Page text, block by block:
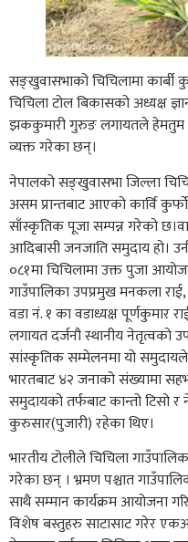
सङ्खुवासभाको चिचिलामा कार्बी
चिचिला टोल बिकासको अध्यक्ष
झककुमारी गुरुङ लगायतले हेमतुम
व्यक्त गरेका छन्।
नेपालको सङ्खुवासभा जिल्ला
असम प्रान्तबाट आएको कार्वि
साँस्कृतिक पूजा सम्पन्न गरेको
आदिबासी जनजाति समुदाय हो।
०८१मा चिचिलामा उक्त पुजा
गाउँपालिका उपप्रमुख मनकला
वडा नं. १ का वडाध्यक्ष पूर्णकुमार
लगायत दर्जनौ स्थानीय नेतृत्वको
सांस्कृतिक सम्मेलनमा यो
भारतबाट ४२ जनाको संख्यामा
समुदायको तर्फबाट कान्तो टिसो र
कुरुसार(पुजारी) रहेका थिए।
भारतीय टोलीले चिचिला
गरेका छन् । भ्रमण पश्चात
साथै सम्मान कार्यक्रम आयोजना
विशेष बस्तुहरु साटासाट गरेर